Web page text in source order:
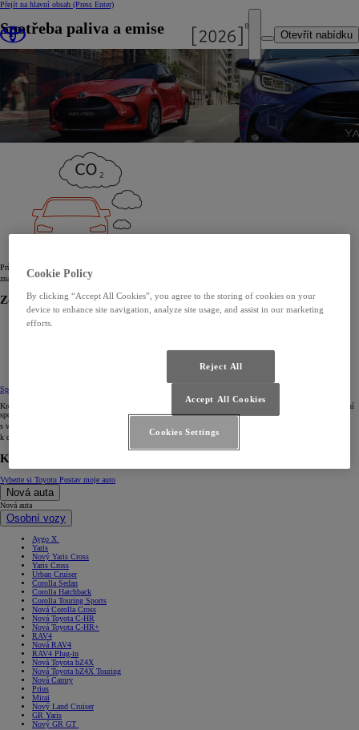
Přejít na hlavní obsah (Press Enter)
Otevřít nabídku
Spotřeba paliva a emise
Průvodce o spotřebě pohonných hmot a emisích oxidu uhličitého (CO
značkách, typech, variantách a verzích nových automobilů, je bezplatně dostupný na místě prodeje.
Zobrazit údaje
Spotřeba paliva a emise
Kromě schopností efektivního využití pohonných hmot, které jsou dány konstrukcí vozidly, hrají při určování
spotřeby pohonných hmot a emisí oxidu uhličitého (CO2) roli také netechnické faktory, jako je způsob jízdy
s vozidlem. Oxid uhličitý (CO
k celosvětovému oteplování.
Kontaktujte nás
Vyberte si Toyotu Postav moje auto
Nová auta
Nová auta
Osobní vozy
Aygo X
Yaris
Nový Yaris Cross
Yaris Cross
Urban Cruiser
Corolla Sedan
Corolla Hatchback
Corolla Touring Sports
Nová Corolla Cross
Nová Toyota C-HR
Nová Toyota C-HR+
RAV4
Nová RAV4
RAV4 Plug-in
Nová Toyota bZ4X
Nová Toyota bZ4X Touring
Nová Camry
Prius
Mirai
Nový Land Cruiser
GR Yaris
Nový GR GT
Cookie Policy
By clicking “Accept All Cookies”, you agree to the storing of cookies on your
device to enhance site navigation, analyze site usage, and assist in our marketing
efforts.
Reject All
Accept All Cookies
Cookies Settings